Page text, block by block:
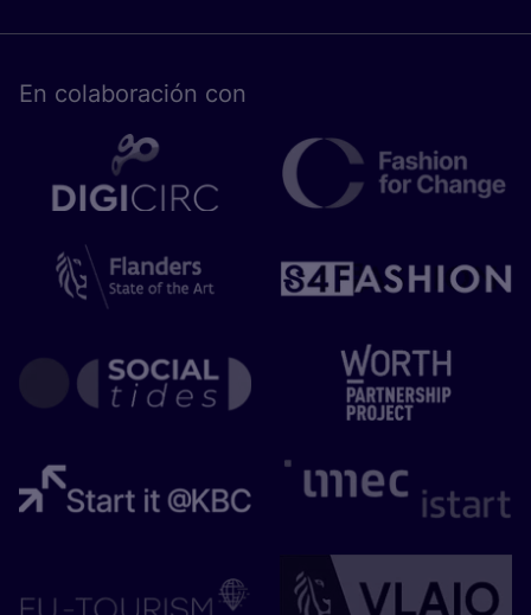
En cola­bo­ra­ción con